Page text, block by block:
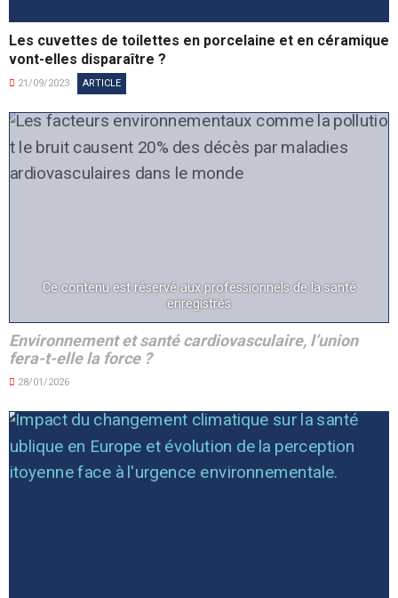
Les cuvettes de toilettes en porcelaine et en céramique
vont-elles disparaître ?
21/09/2023 ARTICLE
Ce contenu est réservé aux professionnels de la santé
enregistrés
Environnement et santé cardiovasculaire, l’union
fera-t-elle la force ?
28/01/2026